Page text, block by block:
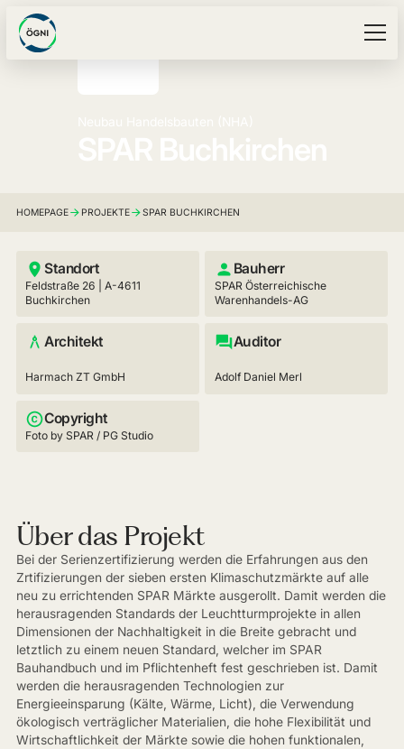
HOMEPAGE PROJEKTE SPAR BUCHKIRCHEN
Standort
Feldstraße 26 | A-4611
Buchkirchen
Bauherr
SPAR Österreichische
Warenhandels-AG
Architekt
Harmach ZT GmbH
Auditor
Adolf Daniel Merl
Copyright
Foto by SPAR / PG Studio
Über das Projekt
Bei der Serienzertifizierung werden die Erfahrungen aus den
Zrtifizierungen der sieben ersten Klimaschutzmärkte auf alle
neu zu errichtenden SPAR Märkte ausgerollt. Damit werden die
herausragenden Standards der Leuchtturmprojekte in allen
Dimensionen der Nachhaltigkeit in die Breite gebracht und
letztlich zu einem neuen Standard, welcher im SPAR
Bauhandbuch und im Pflichtenheft fest geschrieben ist. Damit
werden die herausragenden Technologien zur
Energieeinsparung (Kälte, Wärme, Licht), die Verwendung
ökologisch verträglicher Materialien, die hohe Flexibilität und
Wirtschaftlichkeit der Märkte sowie die hohen funktionalen,